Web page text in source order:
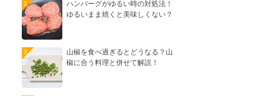
ハンバーグがゆるい時の対処法！
ゆるいまま焼くと美味しくない？
山椒を食べ過ぎるとどうなる？山
椒に合う料理と併せて解説！